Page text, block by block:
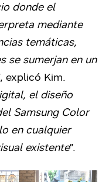
donde el
mediante
temáticas,
se sumerjan en un
explicó Kim.
el diseño
Samsung Color
en cualquier
existente”.